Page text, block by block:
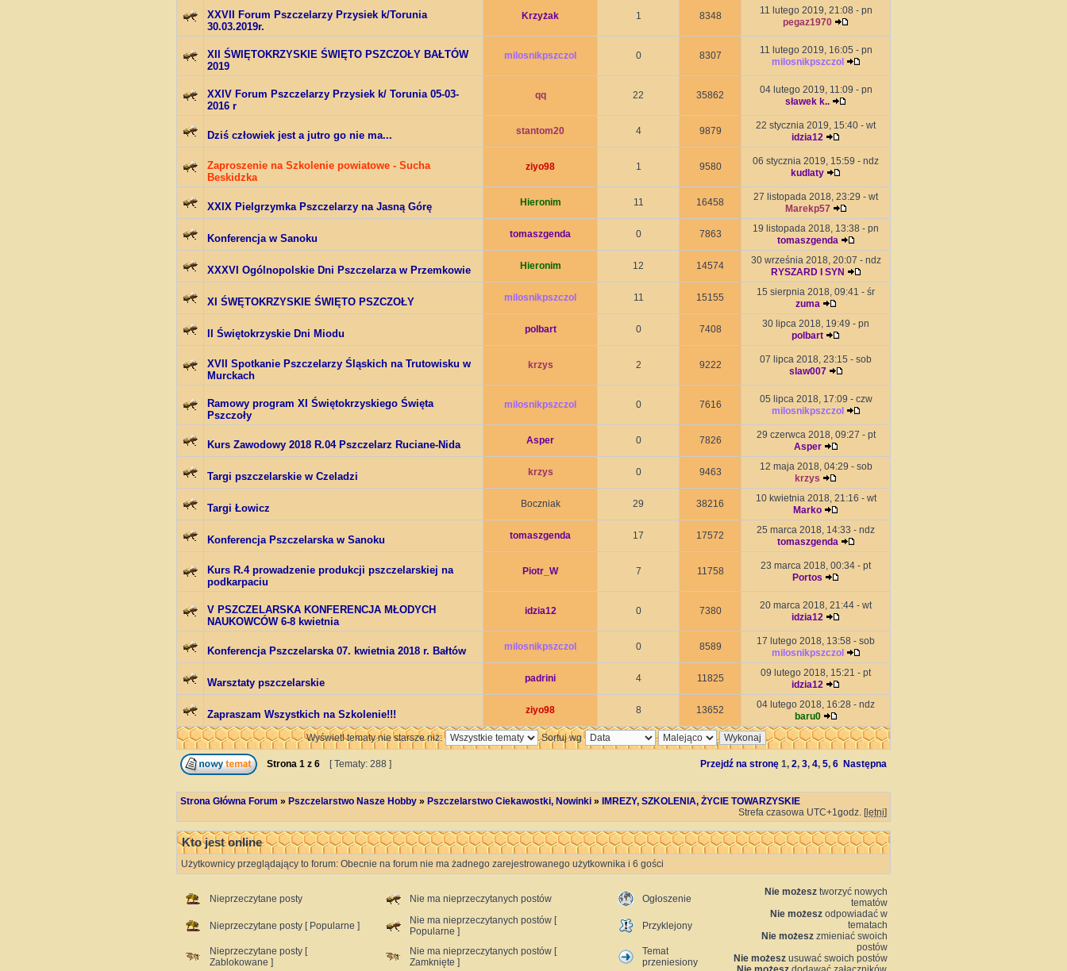
XXVII Forum Pszczelarzy Przysiek k/Torunia
30.03.2019r.
Krzyżak 1 8348
11 lutego 2019, 21:08 - pn
pegaz1970
XII ŚWIĘTOKRZYSKIE ŚWIĘTO PSZCZOŁY BAŁTÓW
2019
milosnikpszczol 0 8307
11 lutego 2019, 16:05 - pn
milosnikpszczol
XXIV Forum Pszczelarzy Przysiek k/ Torunia 05-03-
2016 r
qq 22 35862
04 lutego 2019, 11:09 - pn
sławek k..
Dziś człowiek jest a jutro go nie ma... stantom20 4 9879
22 stycznia 2019, 15:40 - wt
idzia12
Zaproszenie na Szkolenie powiatowe - Sucha
Beskidzka
ziyo98 1 9580
06 stycznia 2019, 15:59 - ndz
kudlaty
XXIX Pielgrzymka Pszczelarzy na Jasną Górę Hieronim 11 16458
27 listopada 2018, 23:29 - wt
Marekp57
Konferencja w Sanoku tomaszgenda 0 7863
19 listopada 2018, 13:38 - pn
tomaszgenda
XXXVI Ogólnopolskie Dni Pszczelarza w Przemkowie Hieronim 12 14574
30 września 2018, 20:07 - ndz
RYSZARD I SYN
XI ŚWĘTOKRZYSKIE ŚWIĘTO PSZCZOŁY milosnikpszczol 11 15155
15 sierpnia 2018, 09:41 - śr
zuma
II Świętokrzyskie Dni Miodu polbart 0 7408
30 lipca 2018, 19:49 - pn
polbart
XVII Spotkanie Pszczelarzy Śląskich na Trutowisku w
Murckach
krzys 2 9222
07 lipca 2018, 23:15 - sob
slaw007
Ramowy program XI Świętokrzyskiego Święta
Pszczoły
milosnikpszczol 0 7616
05 lipca 2018, 17:09 - czw
milosnikpszczol
Kurs Zawodowy 2018 R.04 Pszczelarz Ruciane-Nida Asper 0 7826
29 czerwca 2018, 09:27 - pt
Asper
Targi pszczelarskie w Czeladzi krzys 0 9463
12 maja 2018, 04:29 - sob
krzys
Targi Łowicz Boczniak 29 38216
10 kwietnia 2018, 21:16 - wt
Marko
Konferencja Pszczelarska w Sanoku tomaszgenda 17 17572
25 marca 2018, 14:33 - ndz
tomaszgenda
Kurs R.4 prowadzenie produkcji pszczelarskiej na
podkarpaciu
Piotr_W 7 11758
23 marca 2018, 00:34 - pt
Portos
V PSZCZELARSKA KONFERENCJA MŁODYCH
NAUKOWCÓW 6-8 kwietnia
idzia12 0 7380
20 marca 2018, 21:44 - wt
idzia12
Konferencja Pszczelarska 07. kwietnia 2018 r. Bałtów milosnikpszczol 0 8589
17 lutego 2018, 13:58 - sob
milosnikpszczol
Warsztaty pszczelarskie padrini 4 11825
09 lutego 2018, 15:21 - pt
idzia12
Zapraszam Wszystkich na Szkolenie!!! ziyo98 8 13652
04 lutego 2018, 16:28 - ndz
baru0
Wyświetl tematy nie starsze niż:
Sortuj wg
Strona 1 z 6 [ Tematy: 288 ] Przejdź na stronę 1, 2, 3, 4, 5, 6 Następna
Strona Główna Forum » Pszczelarstwo Nasze Hobby » Pszczelarstwo Ciekawostki, Nowinki »
IMREZY, SZKOLENIA, ŻYCIE TOWARZYSKIE
Strefa czasowa UTC+1godz. [letni]
Kto jest online
Użytkownicy przeglądający to forum: Obecnie na forum nie ma żadnego zarejestrowanego użytkownika i 6 gości
Nieprzeczytane posty Nie ma nieprzeczytanych postów Ogłoszenie
Nieprzeczytane posty [ Popularne ]
Nie ma nieprzeczytanych postów [
Popularne ]
Przyklejony
Nieprzeczytane posty [
Zablokowane ]
Nie ma nieprzeczytanych postów [
Zamknięte ]
Temat
przeniesiony
Nie możesz tworzyć nowych
tematów
Nie możesz odpowiadać w
tematach
Nie możesz zmieniać swoich
postów
Nie możesz usuwać swoich postów